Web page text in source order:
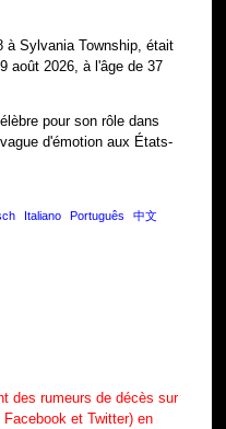
à Sylvania Township, était
août 2026, à l'âge de 37
pour son rôle dans
d'émotion aux États-
Italiano Português 中文
des rumeurs de décès sur
et Twitter) en